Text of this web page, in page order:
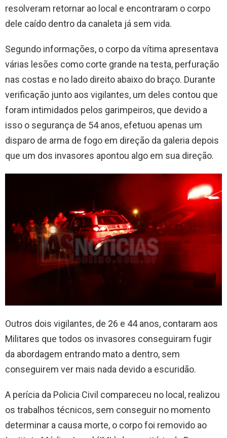
resolveram retornar ao local e encontraram o corpo
dele caído dentro da canaleta já sem vida.
Segundo informações, o corpo da vítima apresentava
várias lesões como corte grande na testa, perfuração
nas costas e no lado direito abaixo do braço. Durante
verificação junto aos vigilantes, um deles contou que
foram intimidados pelos garimpeiros, que devido a
isso o segurança de 54 anos, efetuou apenas um
disparo de arma de fogo em direção da galeria depois
que um dos invasores apontou algo em sua direção.
Outros dois vigilantes, de 26 e 44 anos, contaram aos
Militares que todos os invasores conseguiram fugir
da abordagem entrando mato a dentro, sem
conseguirem ver mais nada devido a escuridão.
A perícia da Policia Civil compareceu no local, realizou
os trabalhos técnicos, sem conseguir no momento
determinar a causa morte, o corpo foi removido ao